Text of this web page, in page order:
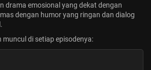
drama emosional yang dekat dengan
dengan humor yang ringan dan dialog
muncul di setiap episodenya: